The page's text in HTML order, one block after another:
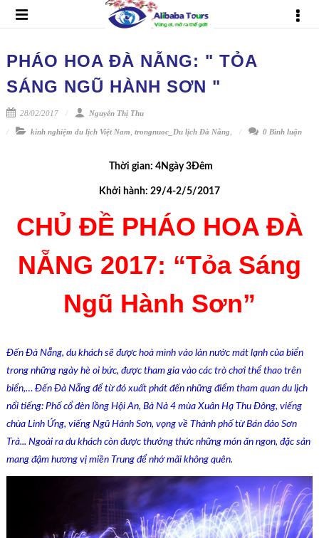
PHÁO HOA ĐÀ NẴNG: " TỎA
SÁNG NGŨ HÀNH SƠN "
28/02/2017 Nguyễn Thị Thu
kinh nghiệm du lịch Việt Nam trongnuoc_Du lịch Đà Nẵng 0 Bình luận
Thời gian: 4Ngày 3Đêm
Khởi hành: 29/4-2/5/2017
CHỦ ĐỀ PHÁO HOA ĐÀ
NẴNG 2017: “Tỏa Sáng
Ngũ Hành Sơn”
Đến Đà Nẵng, du khách sẽ được hoà mình vào làn nước mát lạnh của biển
trong những ngày hè oi bức, được tham gia vào các trò chơi thể thao trên
biển,… Đến Đà Nẵng để từ đó xuất phát đến những điểm tham quan du lịch
nổi tiếng: Phố cổ đèn lồng Hội An, Bà Nà 4 mùa Xuân Hạ Thu Đông, viếng
chùa Linh Ứng, viếng Ngũ Hành Sơn, vọng về Thành phố từ Bán đảo Sơn
Trà... Ngoài ra du khách còn được thưởng thức những món ăn ngon, đặc sản
mang đậm hương vị miền Trung để nhớ mãi không quên.